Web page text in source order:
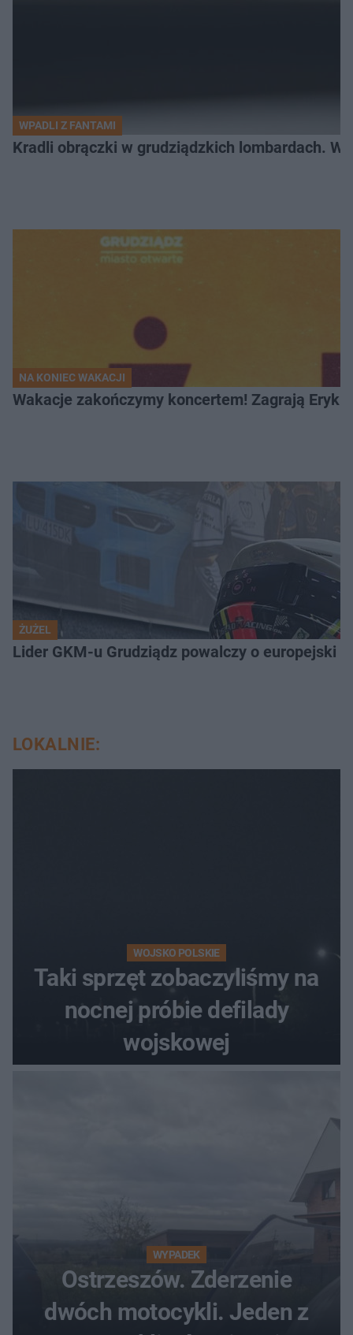
WPADLI Z FANTAMI
Kradli obrączki w grudziądzkich lombardach.
NA KONIEC WAKACJI
Wakacje zakończymy koncertem! Zagrają Eryk
ŻUŻEL
Lider GKM-u Grudziądz powalczy o europejski
LOKALNIE:
WOJSKO POLSKIE
Taki sprzęt zobaczyliśmy na
nocnej próbie defilady
wojskowej
WYPADEK
Ostrzeszów. Zderzenie
dwóch motocykli. Jeden z